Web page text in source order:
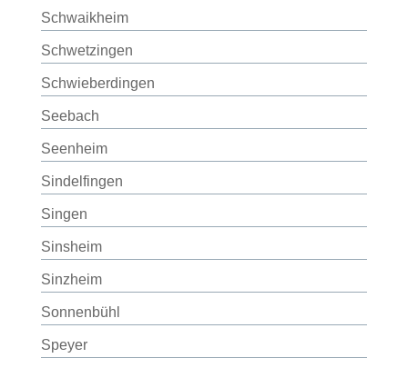
Schwaikheim
Schwetzingen
Schwieberdingen
Seebach
Seenheim
Sindelfingen
Singen
Sinsheim
Sinzheim
Sonnenbühl
Speyer